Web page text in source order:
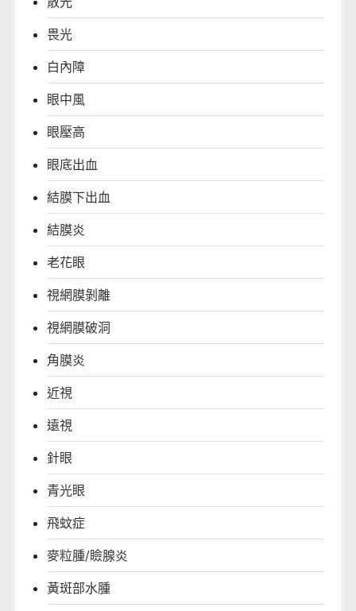
畏光
白內障
眼中風
眼壓高
眼底出血
結膜下出血
結膜炎
老花眼
視網膜剝離
視網膜破洞
角膜炎
近視
遠視
針眼
青光眼
飛蚊症
麥粒腫/瞼腺炎
黃斑部水腫